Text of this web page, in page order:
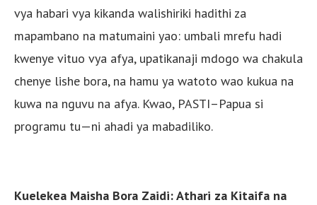
vya habari vya kikanda walishiriki hadithi za
mapambano na matumaini yao: umbali mrefu hadi
kwenye vituo vya afya, upatikanaji mdogo wa chakula
chenye lishe bora, na hamu ya watoto wao kukua na
kuwa na nguvu na afya. Kwao, PASTI–Papua si
programu tu—ni ahadi ya mabadiliko.
Kuelekea Maisha Bora Zaidi: Athari za Kitaifa na